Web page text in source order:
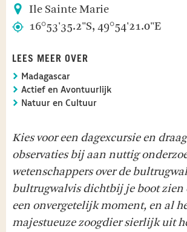
Ile Sainte Marie
16°53'35.2"S, 49°54'21.0"E
LEES MEER OVER
Madagascar
Actief en Avontuurlijk
Natuur en Cultuur
Kies voor een dagexcursie en
observaties bij aan nuttig
wetenschappers over de
bultrugwalvis dichtbij je boot zien
een onvergetelijk moment, en al
majestueuze zoogdier sierlijk uit